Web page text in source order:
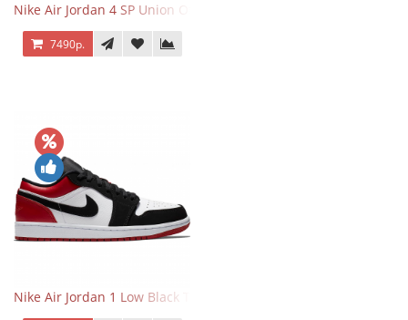
Nike Air Jordan 4 SP Union Off Noir
7490р.
Nike Air Jordan 1 Low Black Toe